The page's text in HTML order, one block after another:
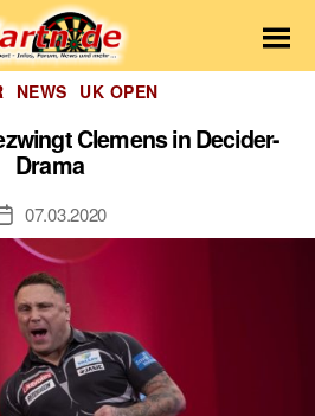
Dartn.de
Kategorien
NEWS UK OPEN
Clemens in Decider-
Drama
Veröffentlichungsdatum
07.03.2020